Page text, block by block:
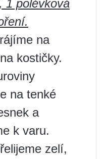
1 polévková
na
kostičky.
na tenké
a
k varu.
zelí,